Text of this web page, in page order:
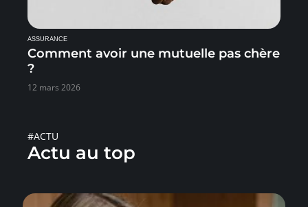
ASSURANCE
Comment avoir une mutuelle pas chère
?
12 mars 2026
#ACTU
Actu au top